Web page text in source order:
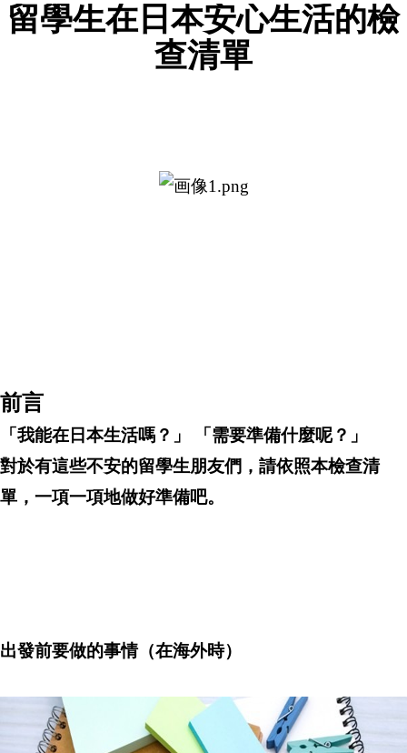
留學生在日本安心生活的檢
查清單
前言
「我能在日本生活嗎？」
「需要準備什麼呢？」
對於有這些不安的留學生朋友們，請依照本檢查清
單，一項一項地做好準備吧。
出發前要做的事情（在海外時）